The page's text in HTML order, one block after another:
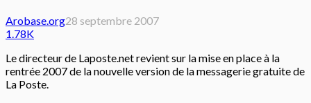
Arobase.org28 septembre 2007
1.78K
Le directeur de Laposte.net revient sur la mise en place à la
rentrée 2007 de la nouvelle version de la messagerie gratuite de
La Poste.